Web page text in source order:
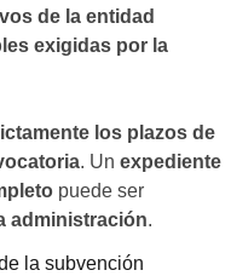
de la entidad
exigidas por la
los plazos de
. Un expediente
puede ser
administración.
la subvención